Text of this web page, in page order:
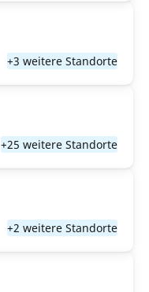
+3 weitere Standorte
+25 weitere Standorte
+2 weitere Standorte